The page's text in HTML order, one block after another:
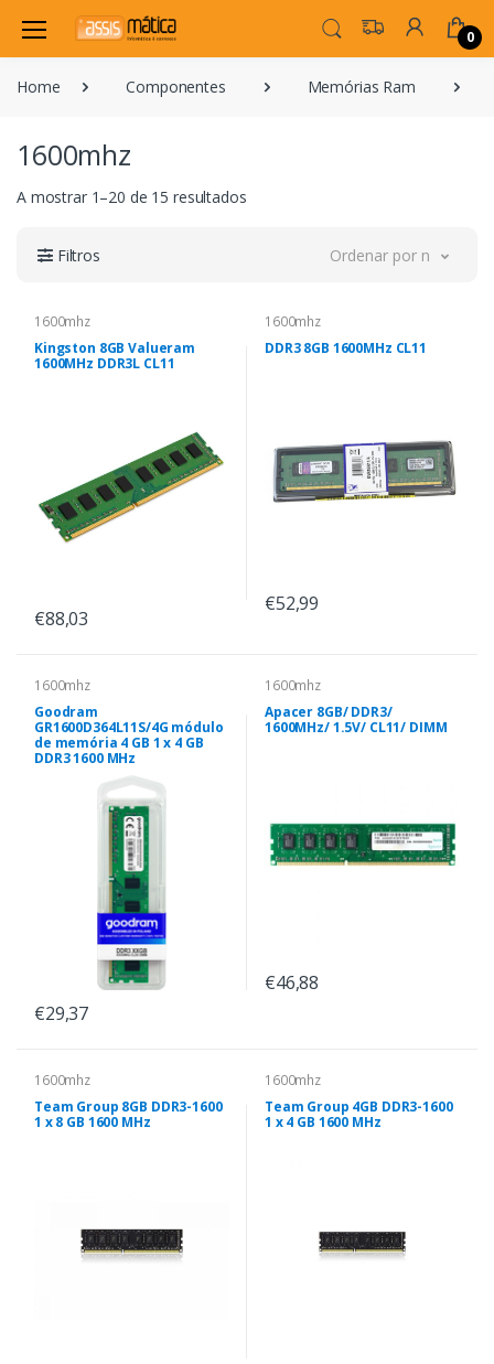
0
Home Componentes Memórias Ram
1600mhz
A mostrar 1–20 de 15 resultados
Filtros Ordenar por novidade
1600mhz
Kingston 8GB Valueram
1600MHz DDR3L CL11
€88,03
1600mhz
DDR3 8GB 1600MHz CL11
€52,99
1600mhz
Goodram
GR1600D364L11S/4G módulo
de memória 4 GB 1 x 4 GB
DDR3 1600 MHz
€29,37
1600mhz
Apacer 8GB/ DDR3/
1600MHz/ 1.5V/ CL11/ DIMM
€46,88
1600mhz
Team Group 8GB DDR3-1600
1 x 8 GB 1600 MHz
1600mhz
Team Group 4GB DDR3-1600
1 x 4 GB 1600 MHz